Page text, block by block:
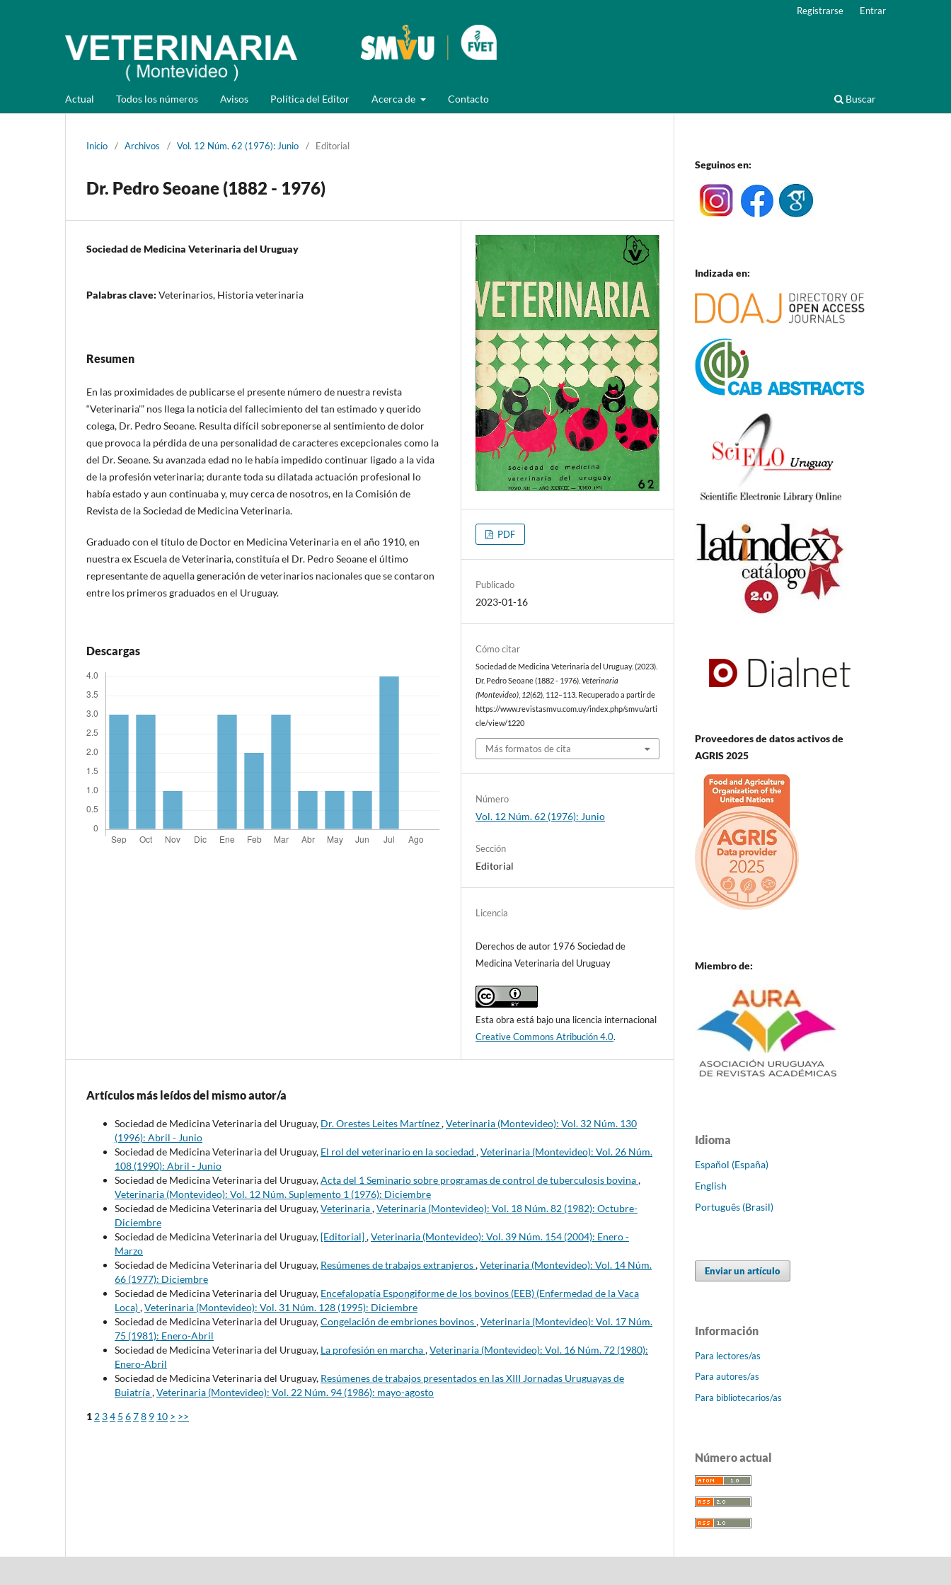
Actual Todos los números Avisos Política del Editor Acerca de Contacto Buscar
Registrarse Entrar
Inicio / Archivos / Vol. 12 Núm. 62 (1976): Junio / Editorial
Dr. Pedro Seoane (1882 - 1976)
Sociedad de Medicina Veterinaria del Uruguay
Palabras clave: Veterinarios, Historia veterinaria
Resumen
En las proximidades de publicarse el presente número de nuestra revista
“Veterinaria'” nos llega la noticia del fallecimiento del tan estimado y querido
colega, Dr. Pedro Seoane. Resulta difícil sobreponerse al sentimiento de dolor
que provoca la pérdida de una personalidad de caracteres excepcionales como la
del Dr. Seoane. Su avanzada edad no le había impedido continuar ligado a la vida
de la profesión veterinaria; durante toda su dilatada actuación profesional lo
había estado y aun continuaba y, muy cerca de nosotros, en la Comisión de
Revista de la Sociedad de Medicina Veterinaria.
Graduado con el título de Doctor en Medicina Veterinaria en el año 1910, en
nuestra ex Escuela de Veterinaria, constituía el Dr. Pedro Seoane el último
representante de aquella generación de veterinarios nacionales que se contaron
entre los primeros graduados en el Uruguay.
Descargas
PDF
Publicado
2023-01-16
Cómo citar
Sociedad de Medicina Veterinaria del Uruguay. (2023).
Dr. Pedro Seoane (1882 - 1976).Veterinaria
(Montevideo), 12(62), 112–113. Recuperado a partir de
https://www.revistasmvu.com.uy/index.php/smvu/arti
cle/view/1220
Más formatos de cita
Número
Vol. 12 Núm. 62 (1976): Junio
Sección
Editorial
Licencia
Derechos de autor 1976 Sociedad de
Medicina Veterinaria del Uruguay
Esta obra está bajo una licencia internacional
Creative Commons Atribución 4.0.
Artículos más leídos del mismo autor/a
Sociedad de Medicina Veterinaria del Uruguay, Dr. Orestes Leites Martínez,Veterinaria (Montevideo): Vol. 32 Núm. 130
(1996): Abril - Junio
Sociedad de Medicina Veterinaria del Uruguay, El rol del veterinario en la sociedad ,Veterinaria (Montevideo): Vol. 26 Núm.
108 (1990): Abril - Junio
Sociedad de Medicina Veterinaria del Uruguay,Acta del 1 Seminario sobre programas de control de tuberculosis bovina,
Veterinaria (Montevideo): Vol. 12 Núm. Suplemento 1 (1976): Diciembre
Sociedad de Medicina Veterinaria del Uruguay,Veterinaria,Veterinaria (Montevideo): Vol. 18 Núm. 82 (1982): Octubre-
Diciembre
Sociedad de Medicina Veterinaria del Uruguay, [Editorial],Veterinaria (Montevideo): Vol. 39 Núm. 154 (2004): Enero -
Marzo
Sociedad de Medicina Veterinaria del Uruguay, Resúmenes de trabajos extranjeros,Veterinaria (Montevideo): Vol. 14 Núm.
66 (1977): Diciembre
Sociedad de Medicina Veterinaria del Uruguay, Encefalopatía Espongiforme de los bovinos (EEB) (Enfermedad de la Vaca
Loca),Veterinaria (Montevideo): Vol. 31 Núm. 128 (1995): Diciembre
Sociedad de Medicina Veterinaria del Uruguay,Congelación de embriones bovinos,Veterinaria (Montevideo): Vol. 17 Núm.
75 (1981): Enero-Abril
Sociedad de Medicina Veterinaria del Uruguay, La profesión en marcha,Veterinaria (Montevideo): Vol. 16 Núm. 72 (1980):
Enero-Abril
Sociedad de Medicina Veterinaria del Uruguay, Resúmenes de trabajos presentados en las XIII Jornadas Uruguayas de
Buiatría,Veterinaria (Montevideo): Vol. 22 Núm. 94 (1986): mayo-agosto
1 2 34 5 678 9 10 > >>
Seguinos en:
Indizada en:
Proveedores de datos activos de
AGRIS 2025
Miembro de:
Idioma
Español (España)
English
Português (Brasil)
Enviar un artículo
Información
Para lectores/as
Para autores/as
Para bibliotecarios/as
Número actual